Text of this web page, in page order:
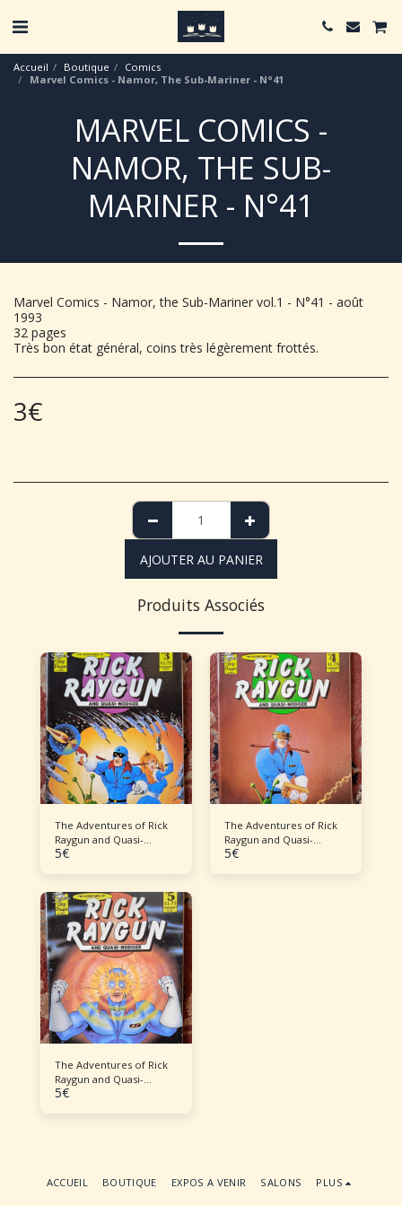
Accueil Boutique
Comics
Marvel Comics - Namor, The Sub-Mariner - N°41
MARVEL COMICS -
NAMOR, THE SUB-
MARINER - N°41
Marvel Comics - Namor, the Sub-Mariner vol.1 - N°41 - août
1993
32 pages
Très bon état général, coins très légèrement frottés.
3€
AJOUTER AU PANIER
Produits Associés
The Adventures of Rick
Raygun and Quasi-
Nodoze #3
5€
The Adventures of Rick
Raygun and Quasi-
Nodoze #4
5€
The Adventures of Rick
Raygun and Quasi-
Nodoze #5
5€
ACCUEIL BOUTIQUE EXPOS A VENIR SALONS PLUS